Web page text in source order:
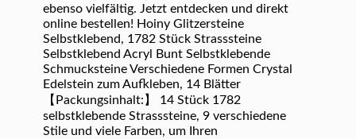
ebenso vielfältig. Jetzt entdecken und direkt
online bestellen! Hoiny Glitzersteine
Selbstklebend, 1782 Stück Strasssteine
Selbstklebend Acryl Bunt Selbstklebende
Schmucksteine Verschiedene Formen Crystal
Edelstein zum Aufkleben, 14 Blätter
【Packungsinhalt:】 14 Stück 1782
selbstklebende Strasssteine, 9 verschiedene
Stile und viele Farben, um Ihren